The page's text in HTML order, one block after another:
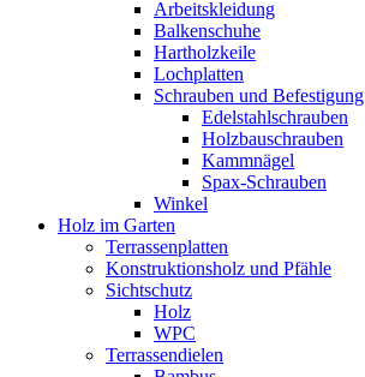
Arbeitskleidung
Balkenschuhe
Hartholzkeile
Lochplatten
Schrauben und Befestigung
Edelstahlschrauben
Holzbauschrauben
Kammnägel
Spax-Schrauben
Winkel
Holz im Garten
Terrassenplatten
Konstruktionsholz und Pfähle
Sichtschutz
Holz
WPC
Terrassendielen